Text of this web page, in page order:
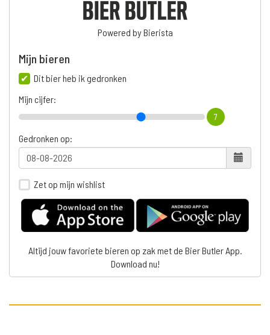
Powered by Bierista
Mijn bieren
Dit bier heb ik gedronken
Mijn cijfer:
7
Gedronken op:
Zet op mijn wishlist
Altijd jouw favoriete bieren op zak met de Bier Butler App.
Download nu!